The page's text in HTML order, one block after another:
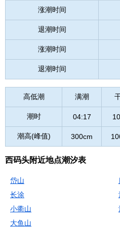
涨潮时间
退潮时间
涨潮时间
退潮时间
高低潮 满潮
潮时 04:17
潮高(峰值) 300cm
西码头附近地点潮汐表
岱山
长涂
小衢山
大鱼山